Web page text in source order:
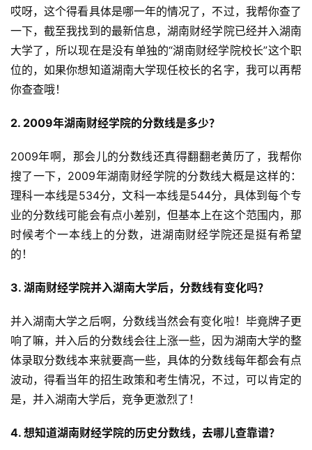
哎呀，这个得看具体是哪一年的情况了，不过，我帮你查了
一下，截至我找到的最新信息，湖南财经学院已经并入湖南
大学了，所以现在是没有单独的“湖南财经学院校长”这个职
位的，如果你想知道湖南大学现任校长的名字，我可以再帮
你查查哦！
2. 2009年湖南财经学院的分数线是多少？
2009年啊，那会儿的分数线还真得翻翻老黄历了，我帮你
搜了一下，2009年湖南财经学院的分数线大概是这样的：
理科一本线是534分，文科一本线是544分，具体到每个专
业的分数线可能会有点小差别，但基本上在这个范围内，那
时候考个一本线上的分数，进湖南财经学院还是挺有希望
的！
3. 湖南财经学院并入湖南大学后，分数线有变化吗？
并入湖南大学之后啊，分数线当然会有变化啦！毕竟牌子更
响了嘛，并入后的分数线会往上涨一些，因为湖南大学的整
体录取分数线本来就要高一些，具体的分数线每年都会有点
波动，得看当年的招生政策和考生情况，不过，可以肯定的
是，并入湖南大学后，竞争更激烈了！
4. 想知道湖南财经学院的历史分数线，去哪儿查靠谱？